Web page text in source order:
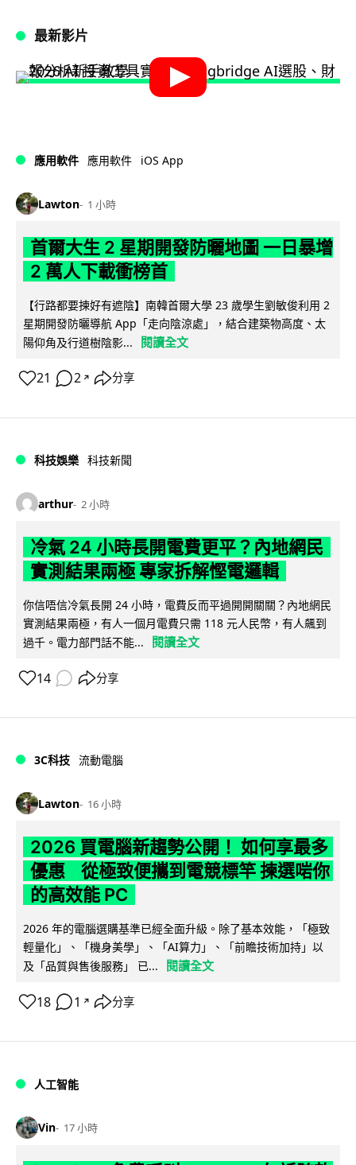
最新影片
應用軟件 應用軟件 iOS App
Lawton 1 小時
首爾大生 2 星期開發防曬地圖 一日暴增
2 萬人下載衝榜首
【行路都要揀好有遮陰】南韓首爾大學 23 歲學生劉敏俊利用 2
星期開發防曬導航 App「走向陰涼處」，結合建築物高度、太
陽仰角及行道樹陰影...
閱讀全文
21 2 ↗ 分享
科技娛樂 科技新聞
arthur 2 小時
冷氣 24 小時長開電費更平？內地網民
實測結果兩極 專家拆解慳電邏輯
你信唔信冷氣長開 24 小時，電費反而平過開開關關？內地網民
實測結果兩極，有人一個月電費只需 118 元人民幣，有人飆到
過千。電力部門話不能...
閱讀全文
14 分享
3C科技 流動電腦
Lawton 16 小時
2026 買電腦新趨勢公開！ 如何享最多
優惠 從極致便攜到電競標竿 揀選啱你
的高效能 PC
2026 年的電腦選購基準已經全面升級。除了基本效能，「極致
輕量化」、「機身美學」、「AI算力」、「前瞻技術加持」以
及「品質與售後服務」 已...
閱讀全文
18 1 ↗ 分享
人工智能
Vin 17 小時